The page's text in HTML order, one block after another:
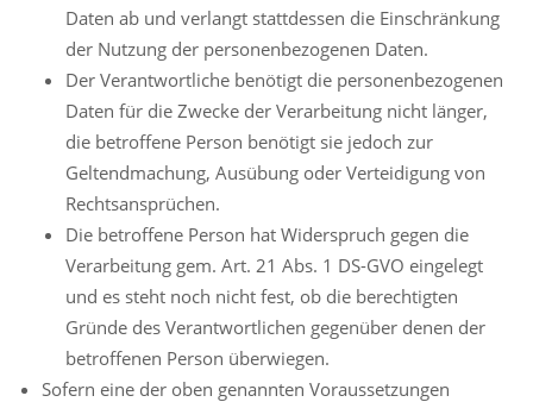
Daten ab und verlangt stattdessen die Einschränkung
der Nutzung der personenbezogenen Daten.
Der Verantwortliche benötigt die personenbezogenen
Daten für die Zwecke der Verarbeitung nicht länger,
die betroffene Person benötigt sie jedoch zur
Geltendmachung, Ausübung oder Verteidigung von
Rechtsansprüchen.
Die betroffene Person hat Widerspruch gegen die
Verarbeitung gem. Art. 21 Abs. 1 DS-GVO eingelegt
und es steht noch nicht fest, ob die berechtigten
Gründe des Verantwortlichen gegenüber denen der
betroffenen Person überwiegen.
Sofern eine der oben genannten Voraussetzungen